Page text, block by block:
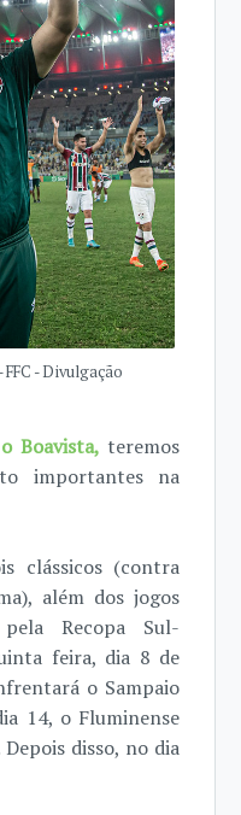
- Divulgação
Boavista, teremos
importantes na
clássicos (contra
além dos jogos
Recopa Sul-
feira, dia 8 de
o Sampaio
14, o Fluminense
disso, no dia